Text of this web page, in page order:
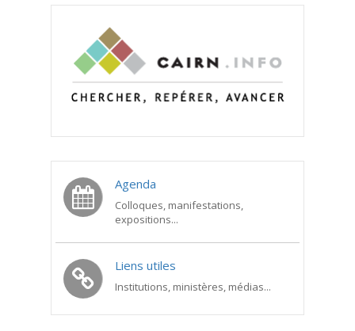
Agenda
Colloques, manifestations,
expositions...
Liens utiles
Institutions, ministères, médias...